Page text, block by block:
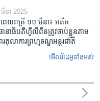
នា 2025
ពេលរាត្រី ១១ មីនា៖ អតីត​
ានាធិបតីហ្វីលីពីន​ត្រូវ​ចាប់ខ្លួនតាម
រ​តុលាការ​ព្រហ្មទណ្ឌ​អន្តរជាតិ
មើល​វីដេអូ​ទាំង​អស់